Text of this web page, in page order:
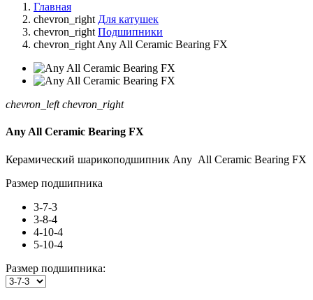
Главная
chevron_right Для катушек
chevron_right Подшипники
chevron_right Any All Ceramic Bearing FX
chevron_left chevron_right
Any All Ceramic Bearing FX
Керамический шарикоподшипник Any All Ceramic Bearing FX
Размер подшипника
3-7-3
3-8-4
4-10-4
5-10-4
Размер подшипника: